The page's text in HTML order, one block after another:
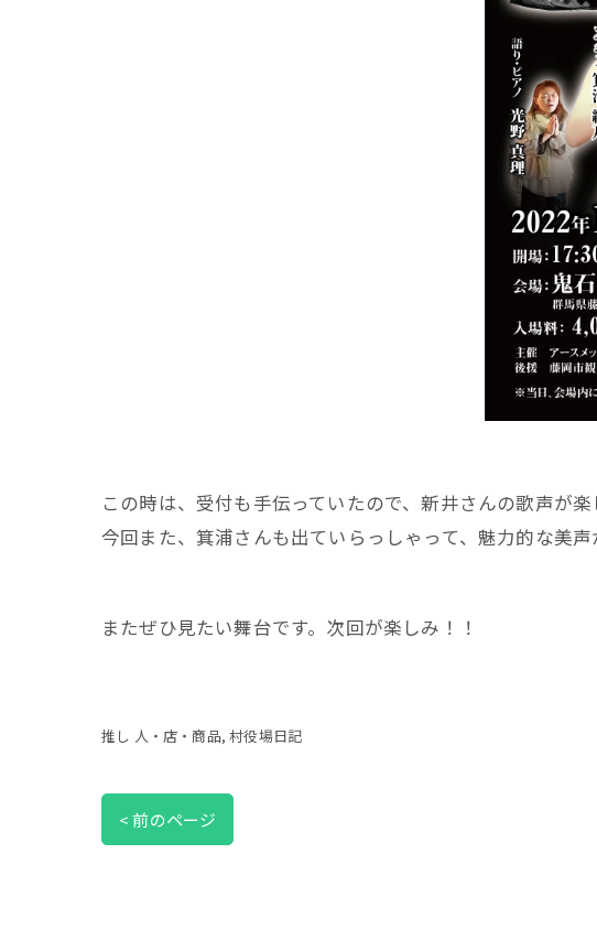
この時は、受付も手伝っていたので、新井さんの歌声が
今回また、箕浦さんも出ていらっしゃって、魅力的な美声
またぜひ見たい舞台です。次回が楽しみ！！
推し 人・店・商品 村役場日記
< 前のページ